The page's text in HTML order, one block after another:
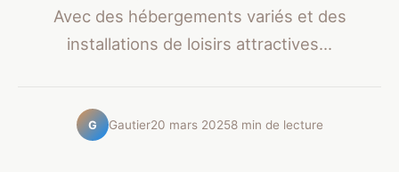
Avec des hébergements variés et des
installations de loisirs attractives...
G Gautier20 mars 20258 min de lecture